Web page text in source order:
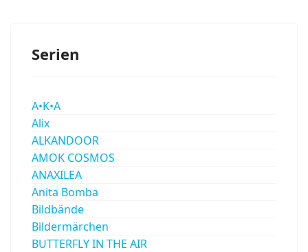
Serien
A•K•A
Alix
ALKANDOOR
AMOK COSMOS
ANAXILEA
Anita Bomba
Bildbände
Bildermärchen
BUTTERFLY IN THE AIR